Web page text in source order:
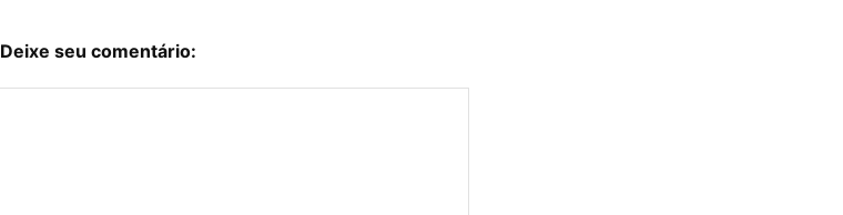
Deixe seu comentário: